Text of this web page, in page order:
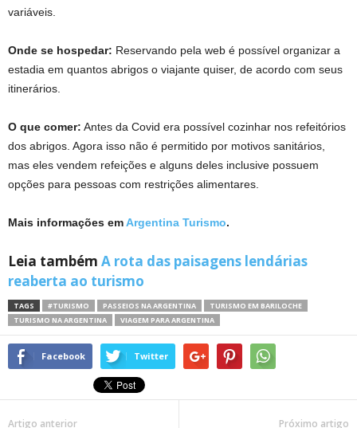
variáveis.
Onde se hospedar: Reservando pela web é possível organizar a
estadia em quantos abrigos o viajante quiser, de acordo com seus
itinerários.
O que comer: Antes da Covid era possível cozinhar nos refeitórios
dos abrigos. Agora isso não é permitido por motivos sanitários,
mas eles vendem refeições e alguns deles inclusive possuem
opções para pessoas com restrições alimentares.
Mais informações emArgentina Turismo.
Leia também A rota das paisagens lendárias
reaberta ao turismo
TAGS #TURISMO PASSEIOS NA ARGENTINA
TURISMO EM BARILOCHE
TURISMO NA ARGENTINA
VIAGEM PARA ARGENTINA
Facebook Twitter
Artigo anterior Próximo artigo